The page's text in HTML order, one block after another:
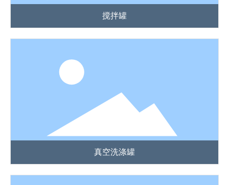
搅拌罐
真空洗涤罐